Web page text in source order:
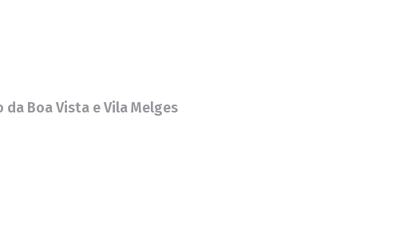
Boa Vista e Vila Melges